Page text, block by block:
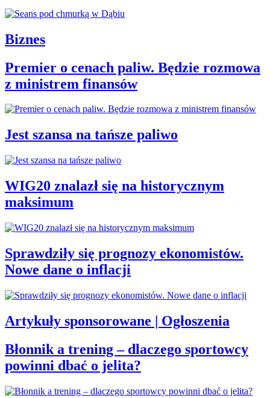
Biznes
Premier o cenach paliw. Będzie rozmowa
z ministrem finansów
Jest szansa na tańsze paliwo
WIG20 znalazł się na historycznym
maksimum
Sprawdziły się prognozy ekonomistów.
Nowe dane o inflacji
Artykuły sponsorowane | Ogłoszenia
Błonnik a trening – dlaczego sportowcy
powinni dbać o jelita?